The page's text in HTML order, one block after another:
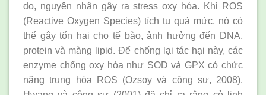
do, nguyên nhân gây ra stress oxy hóa. Khi ROS
(Reactive Oxygen Species) tích tụ quá mức, nó có
thể gây tổn hại cho tế bào, ảnh hưởng đến DNA,
protein và màng lipid. Để chống lại tác hại này, các
enzyme chống oxy hóa như SOD và GPX có chức
năng trung hòa ROS (Ozsoy và cộng sự, 2008).